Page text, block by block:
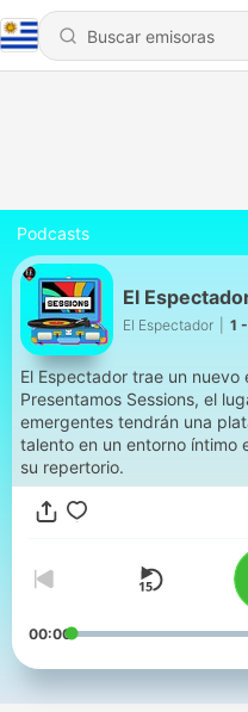
Podcasts
El
El Espectador 1
El Espectador trae un nuevo
Presentamos Sessions, el
emergentes tendrán una
talento en un entorno íntimo
su repertorio.
00:00